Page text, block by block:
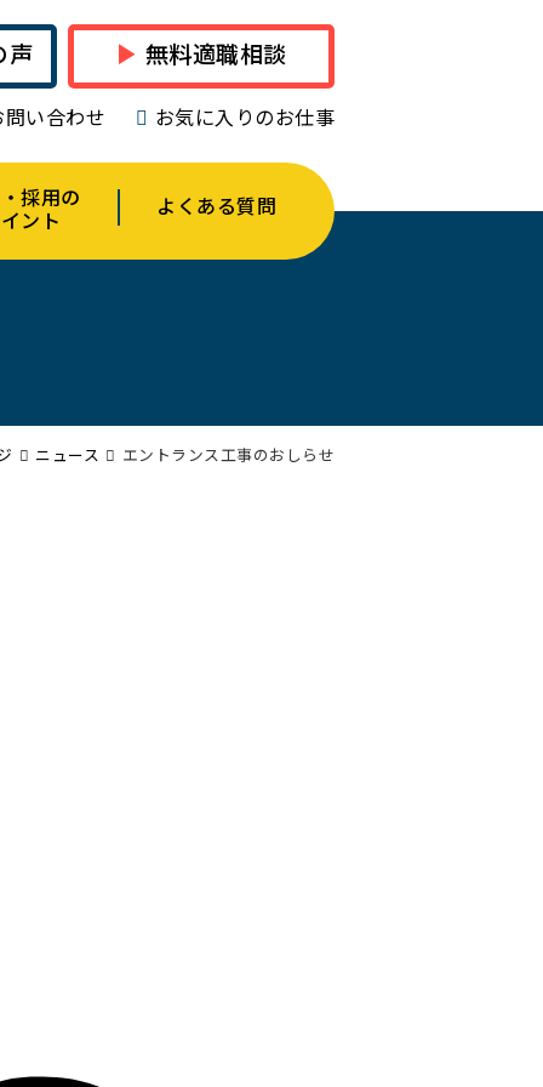
声 無料適職相談
い合わせ お気に入りのお仕事
採用の
ント よくある質問
ニュース エントランス工事のおしらせ